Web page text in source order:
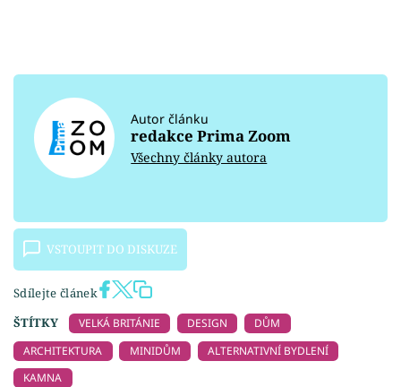
Autor článku
redakce Prima Zoom
Všechny články autora
VSTOUPIT DO DISKUZE
Sdílejte článek
ŠTÍTKY
VELKÁ BRITÁNIE DESIGN
DŮM
ARCHITEKTURA
MINIDŮM
ALTERNATIVNÍ BYDLENÍ
KAMNA